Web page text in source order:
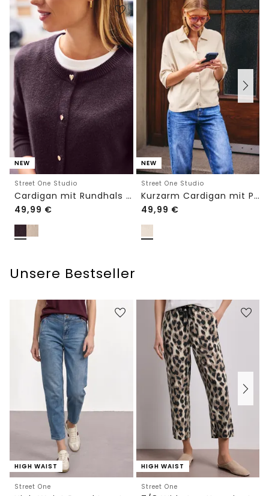
NEW
Street One Studio
Cardigan mit Rundhals und Knöpfen
49,99 €
NEW
Street One Studio
Kurzarm Cardigan mit Polokragen
49,99 €
Unsere Bestseller
HIGH WAIST
Street One
HIGH WAIST
Street One